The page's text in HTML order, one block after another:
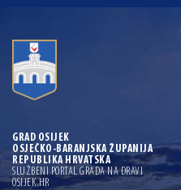
GRAD OSIJEK
OSJEČKO-BARANJSKA ŽUPANIJA
REPUBLIKA HRVATSKA
SLUŽBENI PORTAL GRADA NA DRAVI
OSIJEK.HR